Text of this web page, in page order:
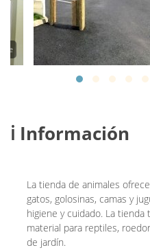
ℹ️ Información
La tienda de animales
gatos, golosinas, camas y
higiene y cuidado. La
material para reptiles,
de jardín.